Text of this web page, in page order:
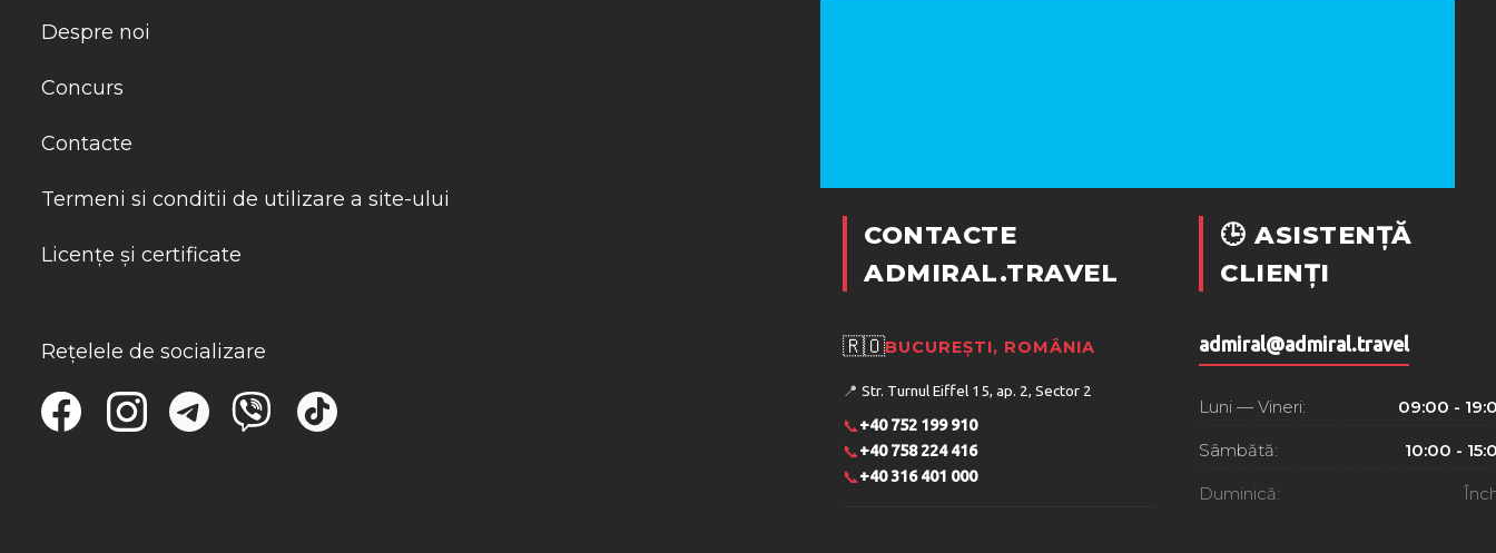
Despre noi
Concurs
Contacte
Termeni si conditii de utilizare a site-ului
Licențe și certificate
Rețelele de socializare
CONTACTE
ADMIRAL.TRAVEL
🇷🇴BUCUREȘTI, ROMÂNIA
📍 Str. Turnul Eiffel 15, ap. 2, Sector 2
📞+40 752 199 910
📞+40 758 224 416
📞+40 316 401 000
🕒 ASISTENȚĂ
CLIENȚI
admiral@admiral.travel
Luni — Vineri: 09:00 -
Sâmbătă: 10:00 -
Duminică: